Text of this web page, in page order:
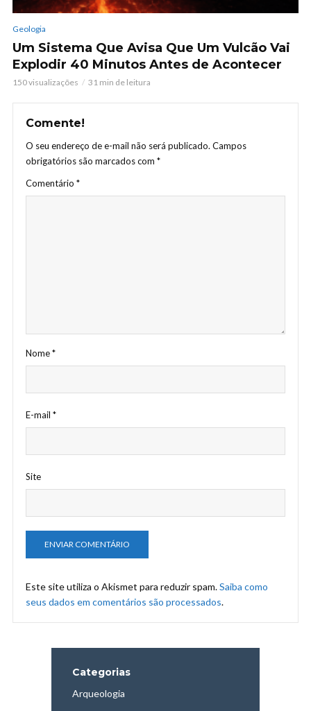
Geologia
Um Sistema Que Avisa Que Um Vulcão Vai
Explodir 40 Minutos Antes de Acontecer
150 visualizações 31 min de leitura
Comente!
O seu endereço de e-mail não será publicado. Campos
obrigatórios são marcados com *
Comentário *
Nome*
E-mail *
Site
Este site utiliza o Akismet para reduzir spam.Saiba como
seus dados em comentários são processados.
Categorias
Arqueologia